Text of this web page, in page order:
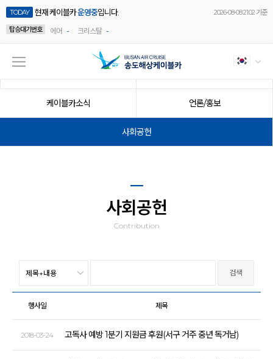
TODAY 현재 케이블카운영중입니다.
2026-08-08 21:02 기준
탑승대기번호
에어 - 크리스탈 -
케이블카소식 언론/홍보
사회공헌
사회공헌
Contribution
행사일 제목
2018-03-24 고독사 예방 1분기 지원금 후원(서구 거주 중년 독거남)